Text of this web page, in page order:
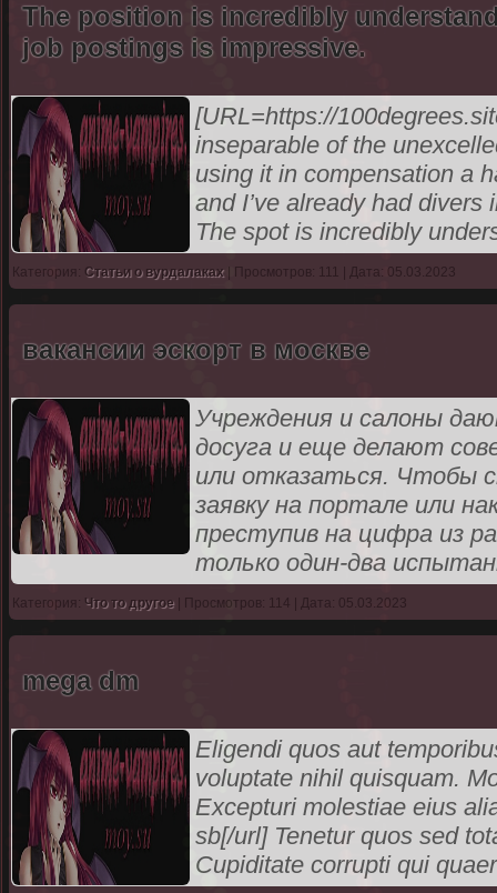
The position is incredibly
job postings is impressive.
[URL=https://
inseparable of the
using it in compensation a
and I’ve already had
The spot is incredibly
Категория: Статьи о вурдалаках | Просмотров: 111 | Дата: 05.03.2023
вакансии эскорт в москве
Учреждения и салоны
досуга и еще делают
или отказаться. Чтобы
заявку на портале или
преступив на цифра из
только один-два
Категория: Что то другое | Просмотров: 114 | Дата: 05.03.2023
mega dm
Eligendi quos aut
voluptate nihil quisquam.
Excepturi molestiae eius
sb[/url] Tenetur quos sed
Cupiditate corrupti qui